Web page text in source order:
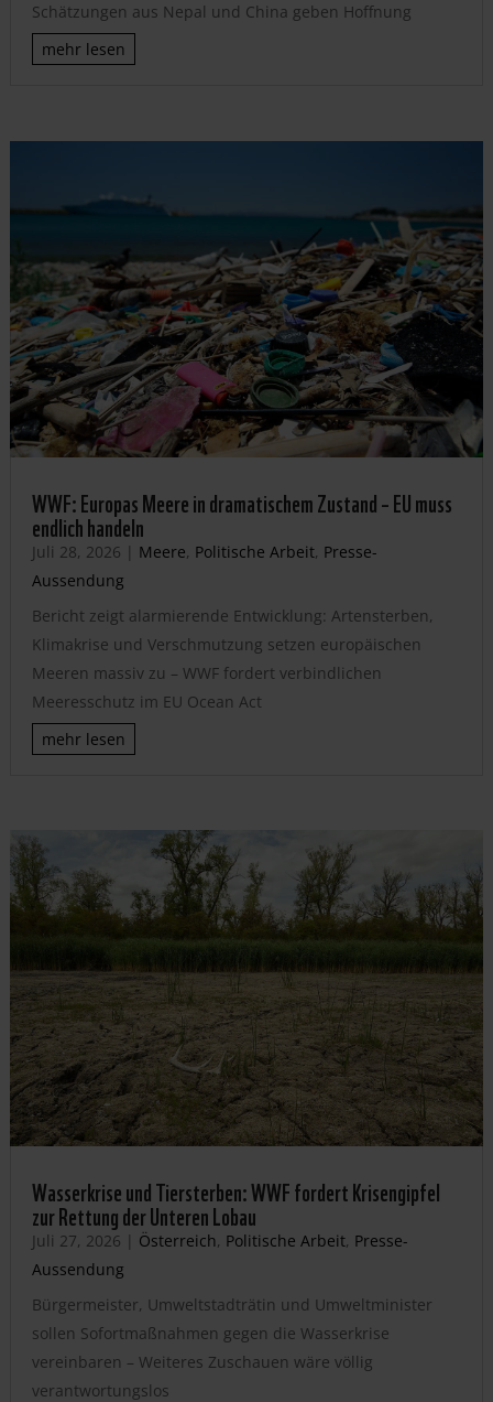
Schätzungen aus Nepal und China geben Hoffnung
mehr lesen
WWF: Europas Meere in dramatischem Zustand – EU muss
endlich handeln
Juli 28, 2026 | Meere, Politische Arbeit, Presse-
Aussendung
Bericht zeigt alarmierende Entwicklung: Artensterben,
Klimakrise und Verschmutzung setzen europäischen
Meeren massiv zu – WWF fordert verbindlichen
Meeresschutz im EU Ocean Act
mehr lesen
Wasserkrise und Tiersterben: WWF fordert Krisengipfel
zur Rettung der Unteren Lobau
Juli 27, 2026 | Österreich, Politische Arbeit, Presse-
Aussendung
Bürgermeister, Umweltstadträtin und Umweltminister
sollen Sofortmaßnahmen gegen die Wasserkrise
vereinbaren – Weiteres Zuschauen wäre völlig
verantwortungslos